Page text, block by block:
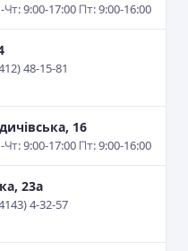
Чт: 9:00-17:00 Пт: 9:00-16:00
48-15-81
16
9:00-17:00 Пт: 9:00-16:00
23а
4-32-57